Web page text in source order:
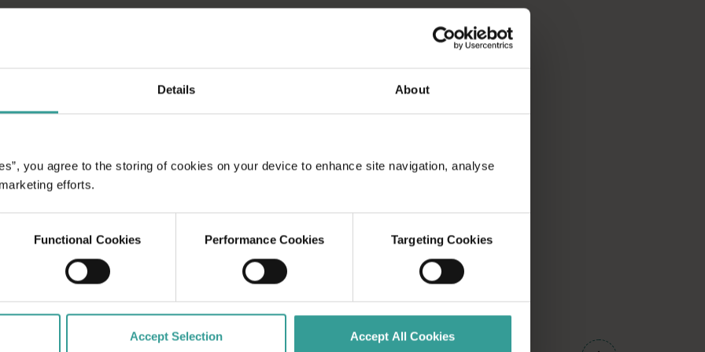
Details About
you agree to the storing of cookies on your device to enhance site navigation, analyse
efforts.
Functional Cookies Performance Cookies Targeting Cookies
Accept Selection Accept All Cookies
01/03
spectaculaire qui
captivants
ville la plus
Pour
ville idyllique
en pleine
originales.